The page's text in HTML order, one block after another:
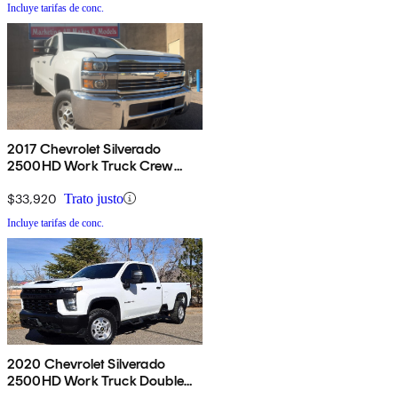
Incluye tarifas de conc.
2017 Chevrolet Silverado
2500HD Work Truck Crew
$33,920 Trato justo
Incluye tarifas de conc.
2020 Chevrolet Silverado
2500HD Work Truck Double